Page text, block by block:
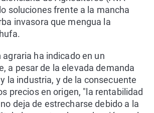
soluciones frente a la mancha
invasora que mengua la
ha indicado en un
a pesar de la elevada demanda
la industria, y de la consecuente
precios en origen, "la rentabilidad
deja de estrecharse debido a la